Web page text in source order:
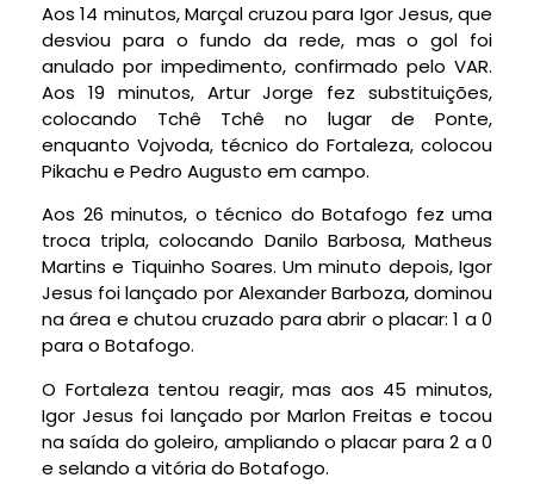
Aos 14 minutos, Marçal cruzou para Igor Jesus, que
desviou para o fundo da rede, mas o gol foi
anulado por impedimento, confirmado pelo VAR.
Aos 19 minutos, Artur Jorge fez substituições,
colocando Tchê Tchê no lugar de Ponte,
enquanto Vojvoda, técnico do Fortaleza, colocou
Pikachu e Pedro Augusto em campo.
Aos 26 minutos, o técnico do Botafogo fez uma
troca tripla, colocando Danilo Barbosa, Matheus
Martins e Tiquinho Soares. Um minuto depois, Igor
Jesus foi lançado por Alexander Barboza, dominou
na área e chutou cruzado para abrir o placar: 1 a 0
para o Botafogo.
O Fortaleza tentou reagir, mas aos 45 minutos,
Igor Jesus foi lançado por Marlon Freitas e tocou
na saída do goleiro, ampliando o placar para 2 a 0
e selando a vitória do Botafogo.